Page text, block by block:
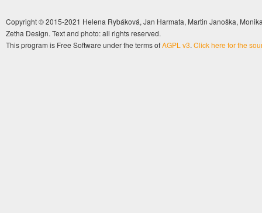
Copyright © 2015-2021 Helena Rybáková, Jan Harmata, Martin Janoška,
Zetha Design. Text and photo: all rights reserved.
This program is Free Software under the terms ofAGPL v3. Click here for the